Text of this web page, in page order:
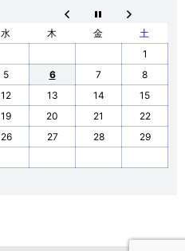
水 木 金
土
1
5 6 7
8
12 13 14
15
19 20 21
22
26 27 28
29